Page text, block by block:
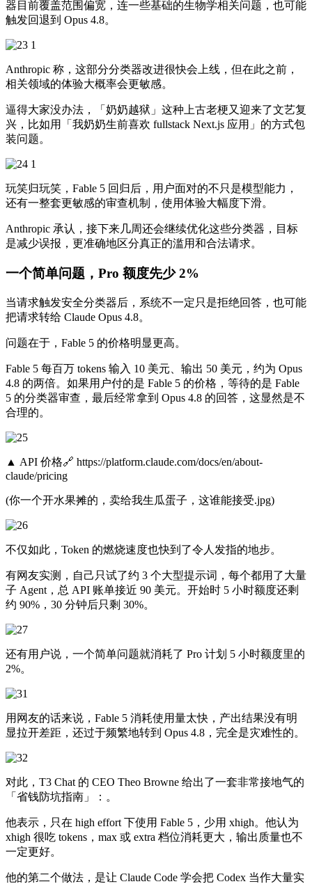
器目前覆盖范围偏宽，连一些基础的生物学相关问题，也可能
触发回退到 Opus 4.8。
Anthropic 称，这部分分类器改进很快会上线，但在此之前，
相关领域的体验大概率会更敏感。
逼得大家没办法，「奶奶越狱」这种上古老梗又迎来了文艺复
兴，比如用「我奶奶生前喜欢 fullstack Next.js 应用」的方式包
装问题。
玩笑归玩笑，Fable 5 回归后，用户面对的不只是模型能力，
还有一整套更敏感的审查机制，使用体验大幅度下滑。
Anthropic 承认，接下来几周还会继续优化这些分类器，目标
是减少误报，更准确地区分真正的滥用和合法请求。
一个简单问题，Pro 额度先少 2%
当请求触发安全分类器后，系统不一定只是拒绝回答，也可能
把请求转给 Claude Opus 4.8。
问题在于，Fable 5 的价格明显更高。
Fable 5 每百万 tokens 输入 10 美元、输出 50 美元，约为 Opus
4.8 的两倍。如果用户付的是 Fable 5 的价格，等待的是 Fable
5 的分类器审查，最后经常拿到 Opus 4.8 的回答，这显然是不
合理的。
▲ API 价格🔗 https://platform.claude.com/docs/en/about-
claude/pricing
(你一个开水果摊的，卖给我生瓜蛋子，这谁能接受.jpg)
不仅如此，Token 的燃烧速度也快到了令人发指的地步。
有网友实测，自己只试了约 3 个大型提示词，每个都用了大量
子 Agent，总 API 账单接近 90 美元。开始时 5 小时额度还剩
约 90%，30 分钟后只剩 30%。
还有用户说，一个简单问题就消耗了 Pro 计划 5 小时额度里的
2%。
用网友的话来说，Fable 5 消耗使用量太快，产出结果没有明
显拉开差距，还过于频繁地转到 Opus 4.8，完全是灾难性的。
对此，T3 Chat 的 CEO Theo Browne 给出了一套非常接地气的
「省钱防坑指南」：。
他表示，只在 high effort 下使用 Fable 5，少用 xhigh。他认为
xhigh 很吃 tokens，max 或 extra 档位消耗更大，输出质量也不
一定更好。
他的第二个做法，是让 Claude Code 学会把 Codex 当作大量实